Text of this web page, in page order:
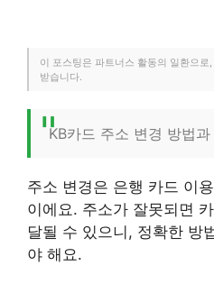
이 포스팅은 파트너스 활동의 일환으
받습니다.
KB카드 주소 변경 방법
주소 변경은 은행 카드 이
이에요. 주소가 잘못되면
달될 수 있으니, 정확한 방
야 해요.